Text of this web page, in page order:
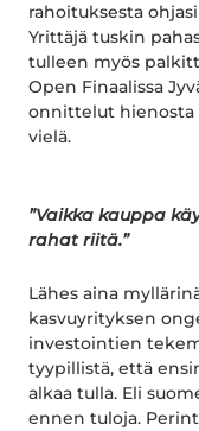
rahoituksesta
Yrittäjä tuskin
tulleen myös
Open Finaalissa
onnittelut hienosta
vielä.
”Vaikka kauppa
rahat riitä.”
Lähes aina
kasvuyrityksen
investointien
tyypillistä, että
alkaa tulla. Eli
ennen tuloja.